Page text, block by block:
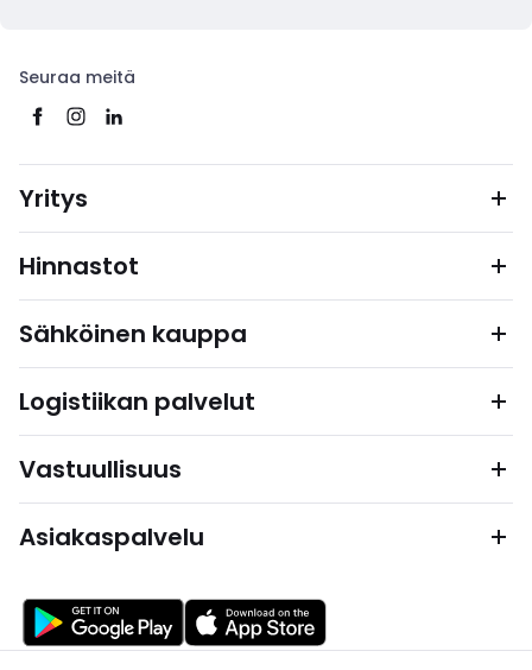
Seuraa meitä
Yritys
Hinnastot
Sähköinen kauppa
Logistiikan palvelut
Vastuullisuus
Asiakaspalvelu